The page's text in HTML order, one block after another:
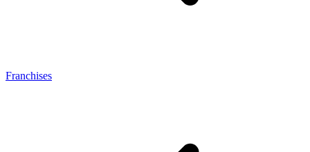
Franchises